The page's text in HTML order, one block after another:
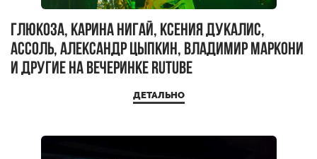
Глюкоза, Карина Нигай, Ксения Дукалис,
Ассоль, Александр Цыпкин, Владимир Маркони
и другие на вечеринке RUTUBE
ДЕТАЛЬНО